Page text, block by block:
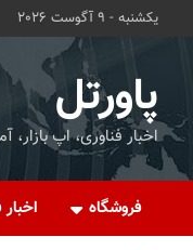
یکشنبه - 9 آگوست 2026
پاورتل
اخبار فناوری، اپ
فروشگاه